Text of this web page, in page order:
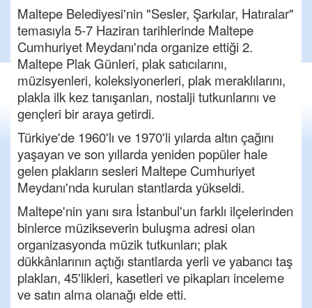
Maltepe Belediyesi'nin "Sesler, Şarkılar, Hatıralar"
temasıyla 5-7 Haziran tarihlerinde Maltepe
Cumhuriyet Meydanı'nda organize ettiği 2.
Maltepe Plak Günleri, plak satıcılarını,
müzisyenleri, koleksiyonerleri, plak meraklılarını,
plakla ilk kez tanışanları, nostalji tutkunlarını ve
gençleri bir araya getirdi.
Türkiye'de 1960'lı ve 1970'li yılarda altın çağını
yaşayan ve son yıllarda yeniden popüler hale
gelen plakların sesleri Maltepe Cumhuriyet
Meydanı'nda kurulan stantlarda yükseldi.
Maltepe'nin yanı sıra İstanbul'un farklı ilçelerinden
binlerce müzikseverin buluşma adresi olan
organizasyonda müzik tutkunları; plak
dükkânlarının açtığı stantlarda yerli ve yabancı taş
plakları, 45'likleri, kasetleri ve pikapları inceleme
ve satın alma olanağı elde etti.